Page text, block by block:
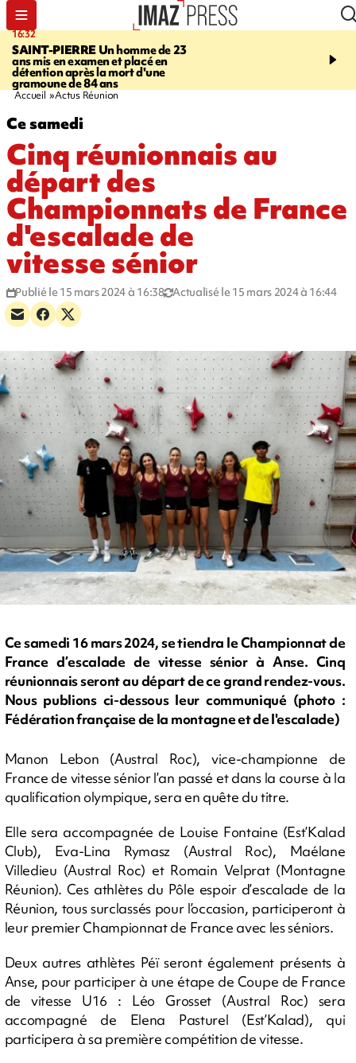
16:32
SAINT-PIERREUn homme de 23
ans mis en examen et placé en
détention après la mort d'une
gramoune de 84 ans
21:08
et Turquie scellent un
Accueil Actus Réunion
Ce samedi
Cinq réunionnais au
départ des
Championnats de France
d'escalade de
vitesse sénior
Publié le 15 mars 2024 à 16:38 Actualisé le 15 mars 2024 à 16:44
Ce samedi 16 mars 2024, se tiendra le Championnat de
France d’escalade de vitesse sénior à Anse. Cinq
réunionnais seront au départ de ce grand rendez-vous.
Nous publions ci-dessous leur communiqué (photo :
Fédération française de la montagne et de l'escalade)
Manon Lebon (Austral Roc), vice-championne de
France de vitesse sénior l’an passé et dans la course à la
qualification olympique, sera en quête du titre.
Elle sera accompagnée de Louise Fontaine (Est’Kalad
Club), Eva-Lina Rymasz (Austral Roc), Maélane
Villedieu (Austral Roc) et Romain Velprat (Montagne
Réunion). Ces athlètes du Pôle espoir d’escalade de la
Réunion, tous surclassés pour l’occasion, participeront à
leur premier Championnat de France avec les séniors.
Deux autres athlètes Péï seront également présents à
Anse, pour participer à une étape de Coupe de France
de vitesse U16 : Léo Grosset (Austral Roc) sera
accompagné de Elena Pasturel (Est’Kalad), qui
participera à sa première compétition de vitesse.